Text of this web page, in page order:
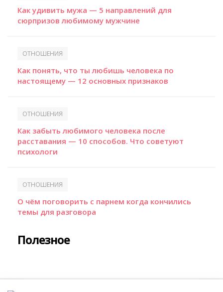
Как удивить мужа — 5 направлений для
сюрпризов любимому мужчине
ОТНОШЕНИЯ
Как понять, что ты любишь человека по
настоящему — 12 основных признаков
ОТНОШЕНИЯ
Как забыть любимого человека после
расставания — 10 способов. Что советуют
психологи
ОТНОШЕНИЯ
О чём поговорить с парнем когда кончились
темы для разговора
Полезное